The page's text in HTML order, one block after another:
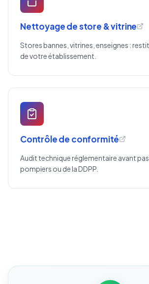
Nettoyage de store & vitrine
Stores bannes, vitrines, enseignes :
de votre établissement.
Contrôle de conformité
Audit technique réglementaire avant
pompiers ou de la DDPP.